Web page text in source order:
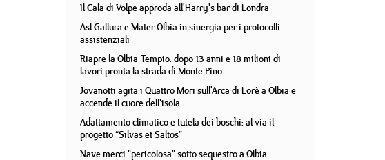
Il Cala di Volpe approda all'Harry's bar di Londra
Asl Gallura e Mater Olbia in sinergia per i protocolli
assistenziali
Riapre la Olbia-Tempio: dopo 13 anni e 18 milioni di
lavori pronta la strada di Monte Pino
Jovanotti agita i Quattro Mori sull'Arca di Lorè a Olbia e
accende il cuore dell'isola
Adattamento climatico e tutela dei boschi: al via il
progetto “Silvas et Saltos”
Nave merci "pericolosa" sotto sequestro a Olbia